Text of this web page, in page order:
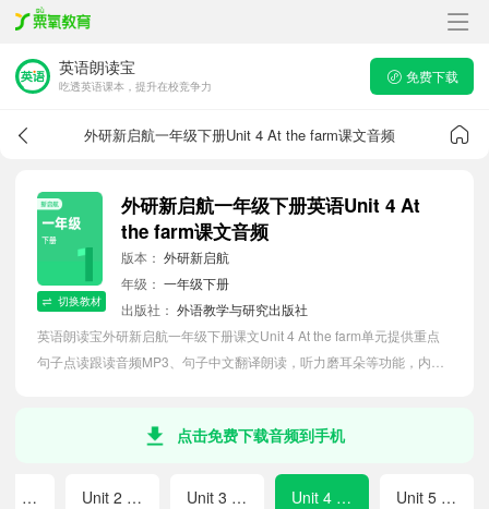
英语朗读宝
吃透英语课本，提升在校竞争力
免费下载
外研新启航一年级下册Unit 4 At the farm课文音频
切换教材
外研新启航一年级下册英语Unit 4 At
the farm课文音频
版本： 外研新启航
年级： 一年级下册
出版社： 外语教学与研究出版社
英语朗读宝外研新启航一年级下册课文Unit 4 At the farm单元提供重点
句子点读跟读音频MP3、句子中文翻译朗读，听力磨耳朵等功能，内容
点击免费下载音频到手机
Unit 1 Feelings Unit 2 Family Unit 3 Pets Unit 4 At the farm Unit 5 My room